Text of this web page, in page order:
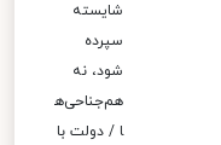
شایسته
سپرده
شود، نه
هم‌جناحی‌ه
ا / دولت با